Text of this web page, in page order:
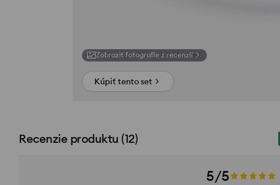
Zobraziť fotografie z recenzií
Kúpiť tento set
Recenzie produktu (12)
5/5